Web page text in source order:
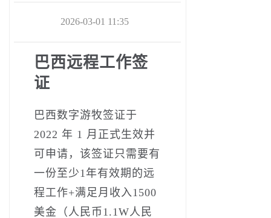
2026-03-01 11:35
巴西远程工作签
证
巴西数字游牧签证于
2022 年 1 月正式生效并
可申请，该签证只需要有
一份至少1年有效期的远
程工作+满足月收入1500
美金（人民币1.1W人民